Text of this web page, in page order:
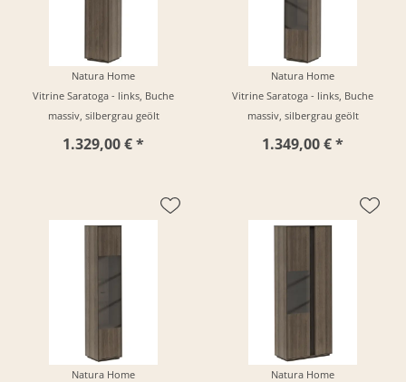
Natura Home
Vitrine Saratoga - links, Buche
massiv, silbergrau geölt
1.329,00 € *
Natura Home
Vitrine Saratoga - links, Buche
massiv, silbergrau geölt
1.349,00 € *
Natura Home
Natura Home